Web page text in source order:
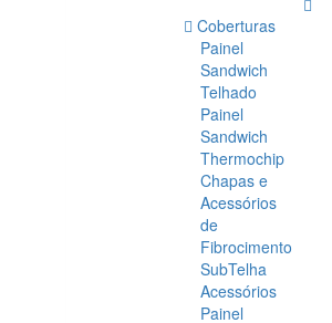
Coberturas
Painel
Sandwich
Telhado
Painel
Sandwich
Thermochip
Chapas e
Acessórios
de
Fibrocimento
SubTelha
Acessórios
Painel